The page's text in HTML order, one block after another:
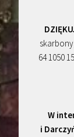
64 1050
W
i